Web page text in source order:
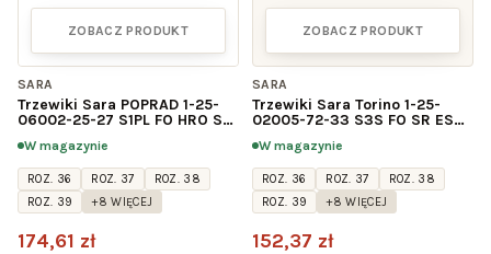
ZOBACZ PRODUKT
SARA
Trzewiki Sara POPRAD 1-25-
06002-25-27 S1PL FO HRO SR,
W magazynie
ROZ. 36 ROZ. 37
ROZ. 38
ROZ. 39
+8 WIĘCEJ
174,61 zł
ZOBACZ PRODUKT
SARA
Trzewiki Sara Torino 1-25-
02005-72-33 S3S FO SR ESD
W magazynie
ROZ. 36 ROZ. 37
ROZ. 38
ROZ. 39
+8 WIĘCEJ
152,37 zł